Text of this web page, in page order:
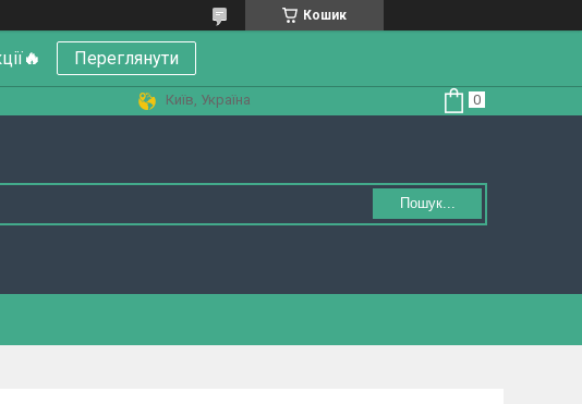
Кошик
🔥 Переглянути
Київ, Україна
Пошук...